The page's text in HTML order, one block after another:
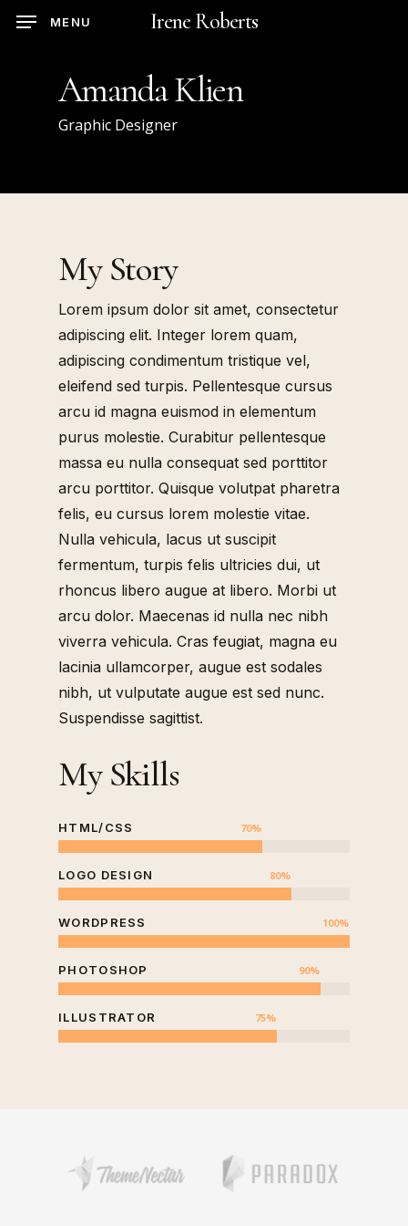
Skip
Irene Roberts
MENU
Amanda Klien
Graphic Designer
My Story
Lorem ipsum dolor sit amet, consectetur
adipiscing elit. Integer lorem quam,
adipiscing condimentum tristique vel,
eleifend sed turpis. Pellentesque cursus
arcu id magna euismod in elementum
purus molestie. Curabitur pellentesque
massa eu nulla consequat sed porttitor
arcu porttitor. Quisque volutpat pharetra
felis, eu cursus lorem molestie vitae.
Nulla vehicula, lacus ut suscipit
fermentum, turpis felis ultricies dui, ut
rhoncus libero augue at libero. Morbi ut
arcu dolor. Maecenas id nulla nec nibh
viverra vehicula. Cras feugiat, magna eu
lacinia ullamcorper, augue est sodales
nibh, ut vulputate augue est sed nunc.
Suspendisse sagittist.
My Skills
HTML/CSS 70%
LOGO DESIGN 80%
WORDPRESS 100%
PHOTOSHOP 90%
ILLUSTRATOR 75%